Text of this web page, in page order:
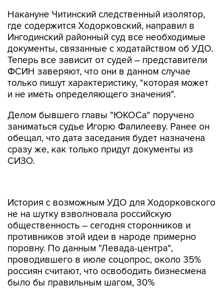
Накануне Читинский следственный изолятор,
где содержится Ходорковский, направил в
Ингодинский районный суд все необходимые
документы, связанные с ходатайством об УДО.
Теперь все зависит от судей – представители
ФСИН заверяют, что они в данном случае
только пишут характеристику, "которая может
и не иметь определяющего значения".
Делом бывшего главы "ЮКОСа" поручено
заниматься судье Игорю Фалилееву. Ранее он
обещал, что дата заседания будет назначена
сразу же, как только придут документы из
СИЗО.
общественность – сегодня сторонников и
противников этой идеи в народе примерно
поровну. По данным "Левада-центра",
проводившего в июле соцопрос, около 35%
россиян считают, что освободить бизнесмена
было бы правильным шагом, 30%
придерживаются противоположного мнения и
еще 35% затрудняются с ответом.